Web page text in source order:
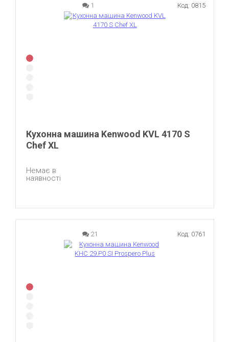
1
Кухонна машина Kenwood KVL 4170 S
Chef XL
Код: 0815
Немає в
наявності
21 Код: 0761